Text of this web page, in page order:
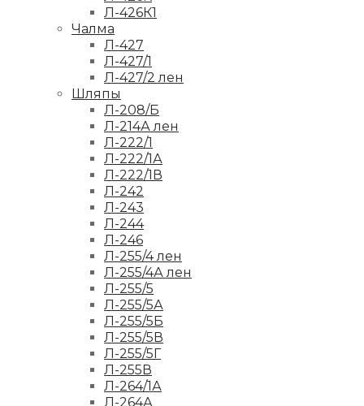
Л-426К1
Чалма
Л-427
Л-427/1
Л-427/2 лен
Шляпы
Л-208/Б
Л-214А лен
Л-222/1
Л-222/1А
Л-222/1В
Л-242
Л-243
Л-244
Л-246
Л-255/4 лен
Л-255/4А лен
Л-255/5
Л-255/5А
Л-255/5Б
Л-255/5В
Л-255/5Г
Л-255В
Л-264/1А
Л-264А